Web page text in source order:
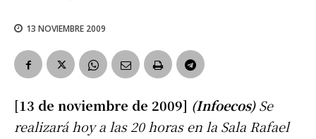
13 NOVIEMBRE 2009
[13 de noviembre de 2009] (Infoecos)Se
realizará hoy a las 20 horas en la Sala Rafael